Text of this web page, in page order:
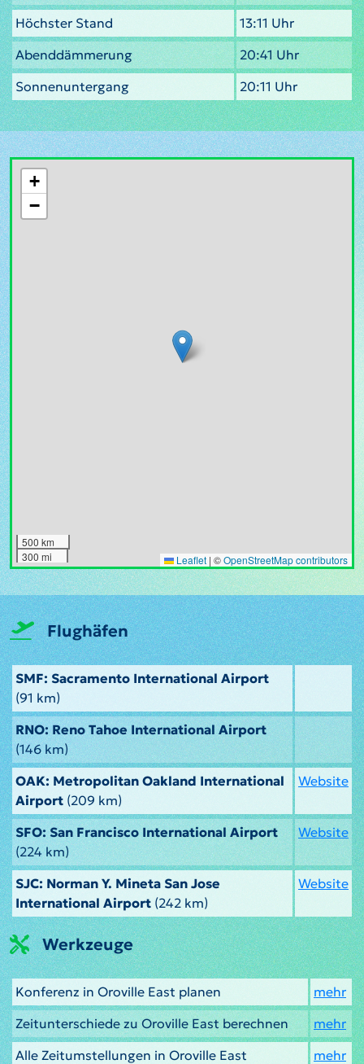
Höchster Stand
13:11 Uhr
Abenddämmerung
20:41 Uhr
Sonnenuntergang
20:11 Uhr
+
−
500 km
300 mi
Leaflet | ©OpenStreetMap contributors
Flughäfen
SMF: Sacramento International Airport
(91 km)
RNO: Reno Tahoe International Airport
(146 km)
OAK: Metropolitan Oakland International
Airport (209 km)
Website
SFO: San Francisco International Airport
(224 km)
Website
SJC: Norman Y. Mineta San Jose
International Airport (242 km)
Website
Werkzeuge
Konferenz in Oroville East planen
mehr
Zeitunterschiede zu Oroville East berechnen
mehr
Alle Zeitumstellungen in Oroville East
mehr